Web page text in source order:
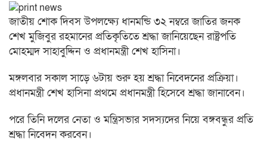
জাতীয় শোক দিবস উপলক্ষ্যে ধানমন্ডি ৩২ নম্বরে জাতির জনক
শেখ মুজিবুর রহমানের প্রতিকৃতিতে শ্রদ্ধা জানিয়েছেন রাষ্ট্রপতি
মোহম্মদ সাহাবুদ্দিন ও প্রধানমন্ত্রী শেখ হাসিনা।
মঙ্গলবার সকাল সাড়ে ৬টায় শুরু হয় শ্রদ্ধা নিবেদনের প্রক্রিয়া।
প্রধানমন্ত্রী শেখ হাসিনা প্রথমে প্রধানমন্ত্রী হিসেবে শ্রদ্ধা জানাবেন।
পরে তিনি দলের নেতা ও মন্ত্রিসভার সদস্যদের নিয়ে বঙ্গবন্ধুর প্রতি
শ্রদ্ধা নিবেদন করবেন।